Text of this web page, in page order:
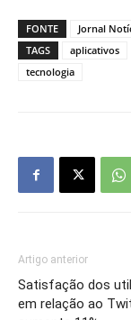
FONTE
Jornal
TAGS
aplicativos
tecnologia
Artigo anterior
Satisfação dos
em relação ao